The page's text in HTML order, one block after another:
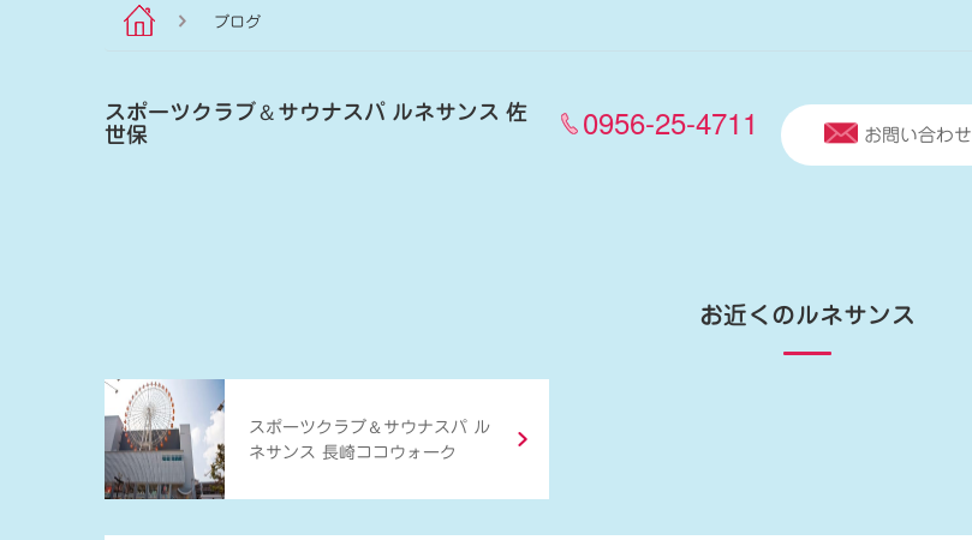
ブログ
スポーツクラブ＆サウナスパ ルネサンス 佐
世保 0956-25-4711 お問い合わせ
お近くのルネサンス
スポーツクラブ ＆ サウナスパ ル
ネサンス 長崎ココウォーク